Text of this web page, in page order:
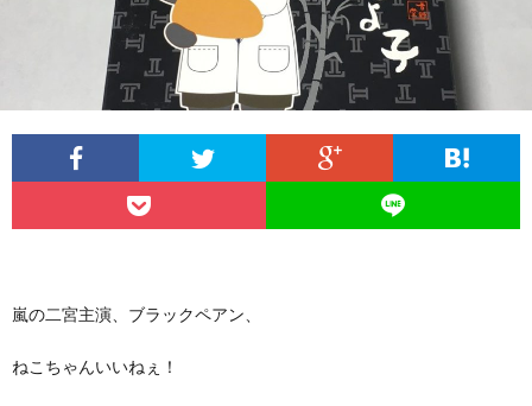
嵐の二宮主演、ブラックペアン、
ねこちゃんいいねぇ！